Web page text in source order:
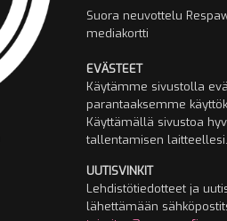
Suora neuvottelu
mediakortti
EVÄSTEET
Käytämme sivustolla
parantaaksemme
Käyttämällä sivustoa
tallentamisen laitteellesi.
UUTISVINKIT
Lehdistötiedotteet ja
lähettämään